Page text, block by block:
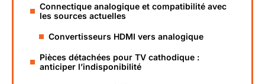
Connectique analogique et compatibilité avec
les sources actuelles
Convertisseurs HDMI vers analogique
Pièces détachées pour TV cathodique :
anticiper l’indisponibilité